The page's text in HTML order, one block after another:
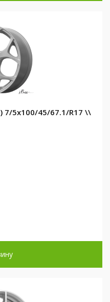
7/5x100/45/67.1/R17 \\